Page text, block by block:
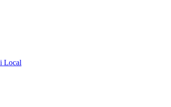
Local